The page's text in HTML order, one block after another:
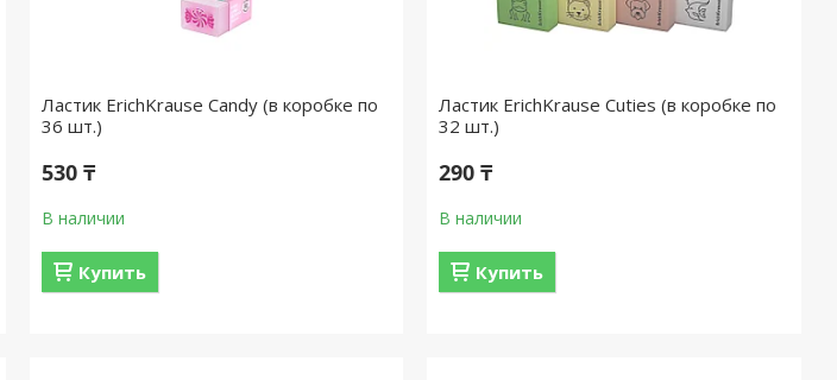
Ластик ErichKrause Candy (в коробке по
36 шт.)
530 ₸
В наличии
Купить
Ластик ErichKrause Cuties (в коробке по
32 шт.)
290 ₸
В наличии
Купить